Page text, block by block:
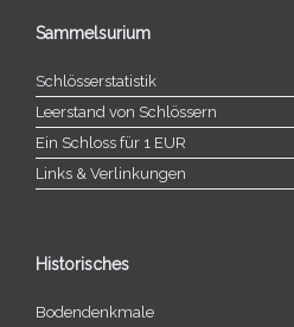
Sammelsurium
Schlösserstatistik
Leerstand von Schlössern
Ein Schloss für 1 EUR
Links & Verlinkungen
Historisches
Bodendenkmale